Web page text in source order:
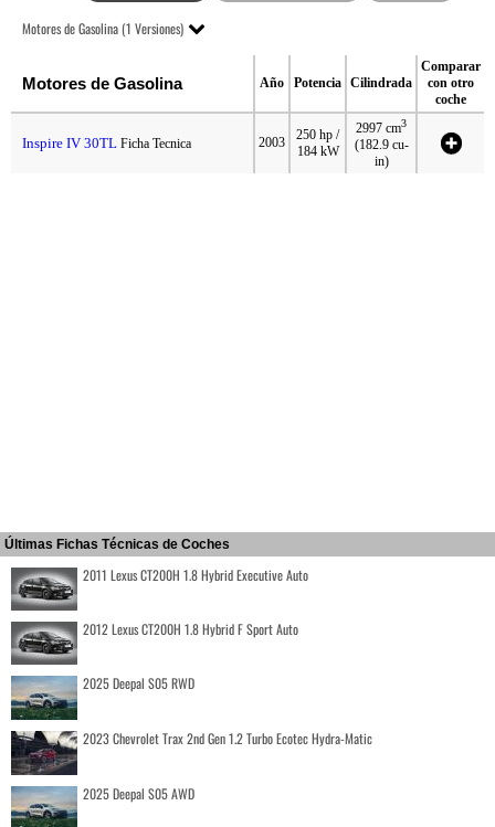
Motores de Gasolina (1 Versiones)
Motores de Gasolina Año Potencia Cilindrada
Comparar
con otro
coche
Inspire IV 30TL Ficha Tecnica 2003
250 hp /
184 kW
2997 cm3
(182.9 cu-
in)
Últimas Fichas Técnicas de Coches
2011 Lexus CT200H 1.8 Hybrid Executive Auto
2012 Lexus CT200H 1.8 Hybrid F Sport Auto
2025 Deepal S05 RWD
2023 Chevrolet Trax 2nd Gen 1.2 Turbo Ecotec Hydra-Matic
2025 Deepal S05 AWD